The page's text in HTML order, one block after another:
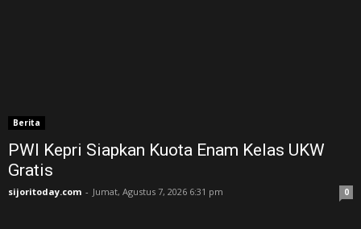
Berita
PWI Kepri Siapkan Kuota Enam Kelas UKW
Gratis
sijoritoday.com - Jumat, Agustus 7, 2026 6:31 pm 0